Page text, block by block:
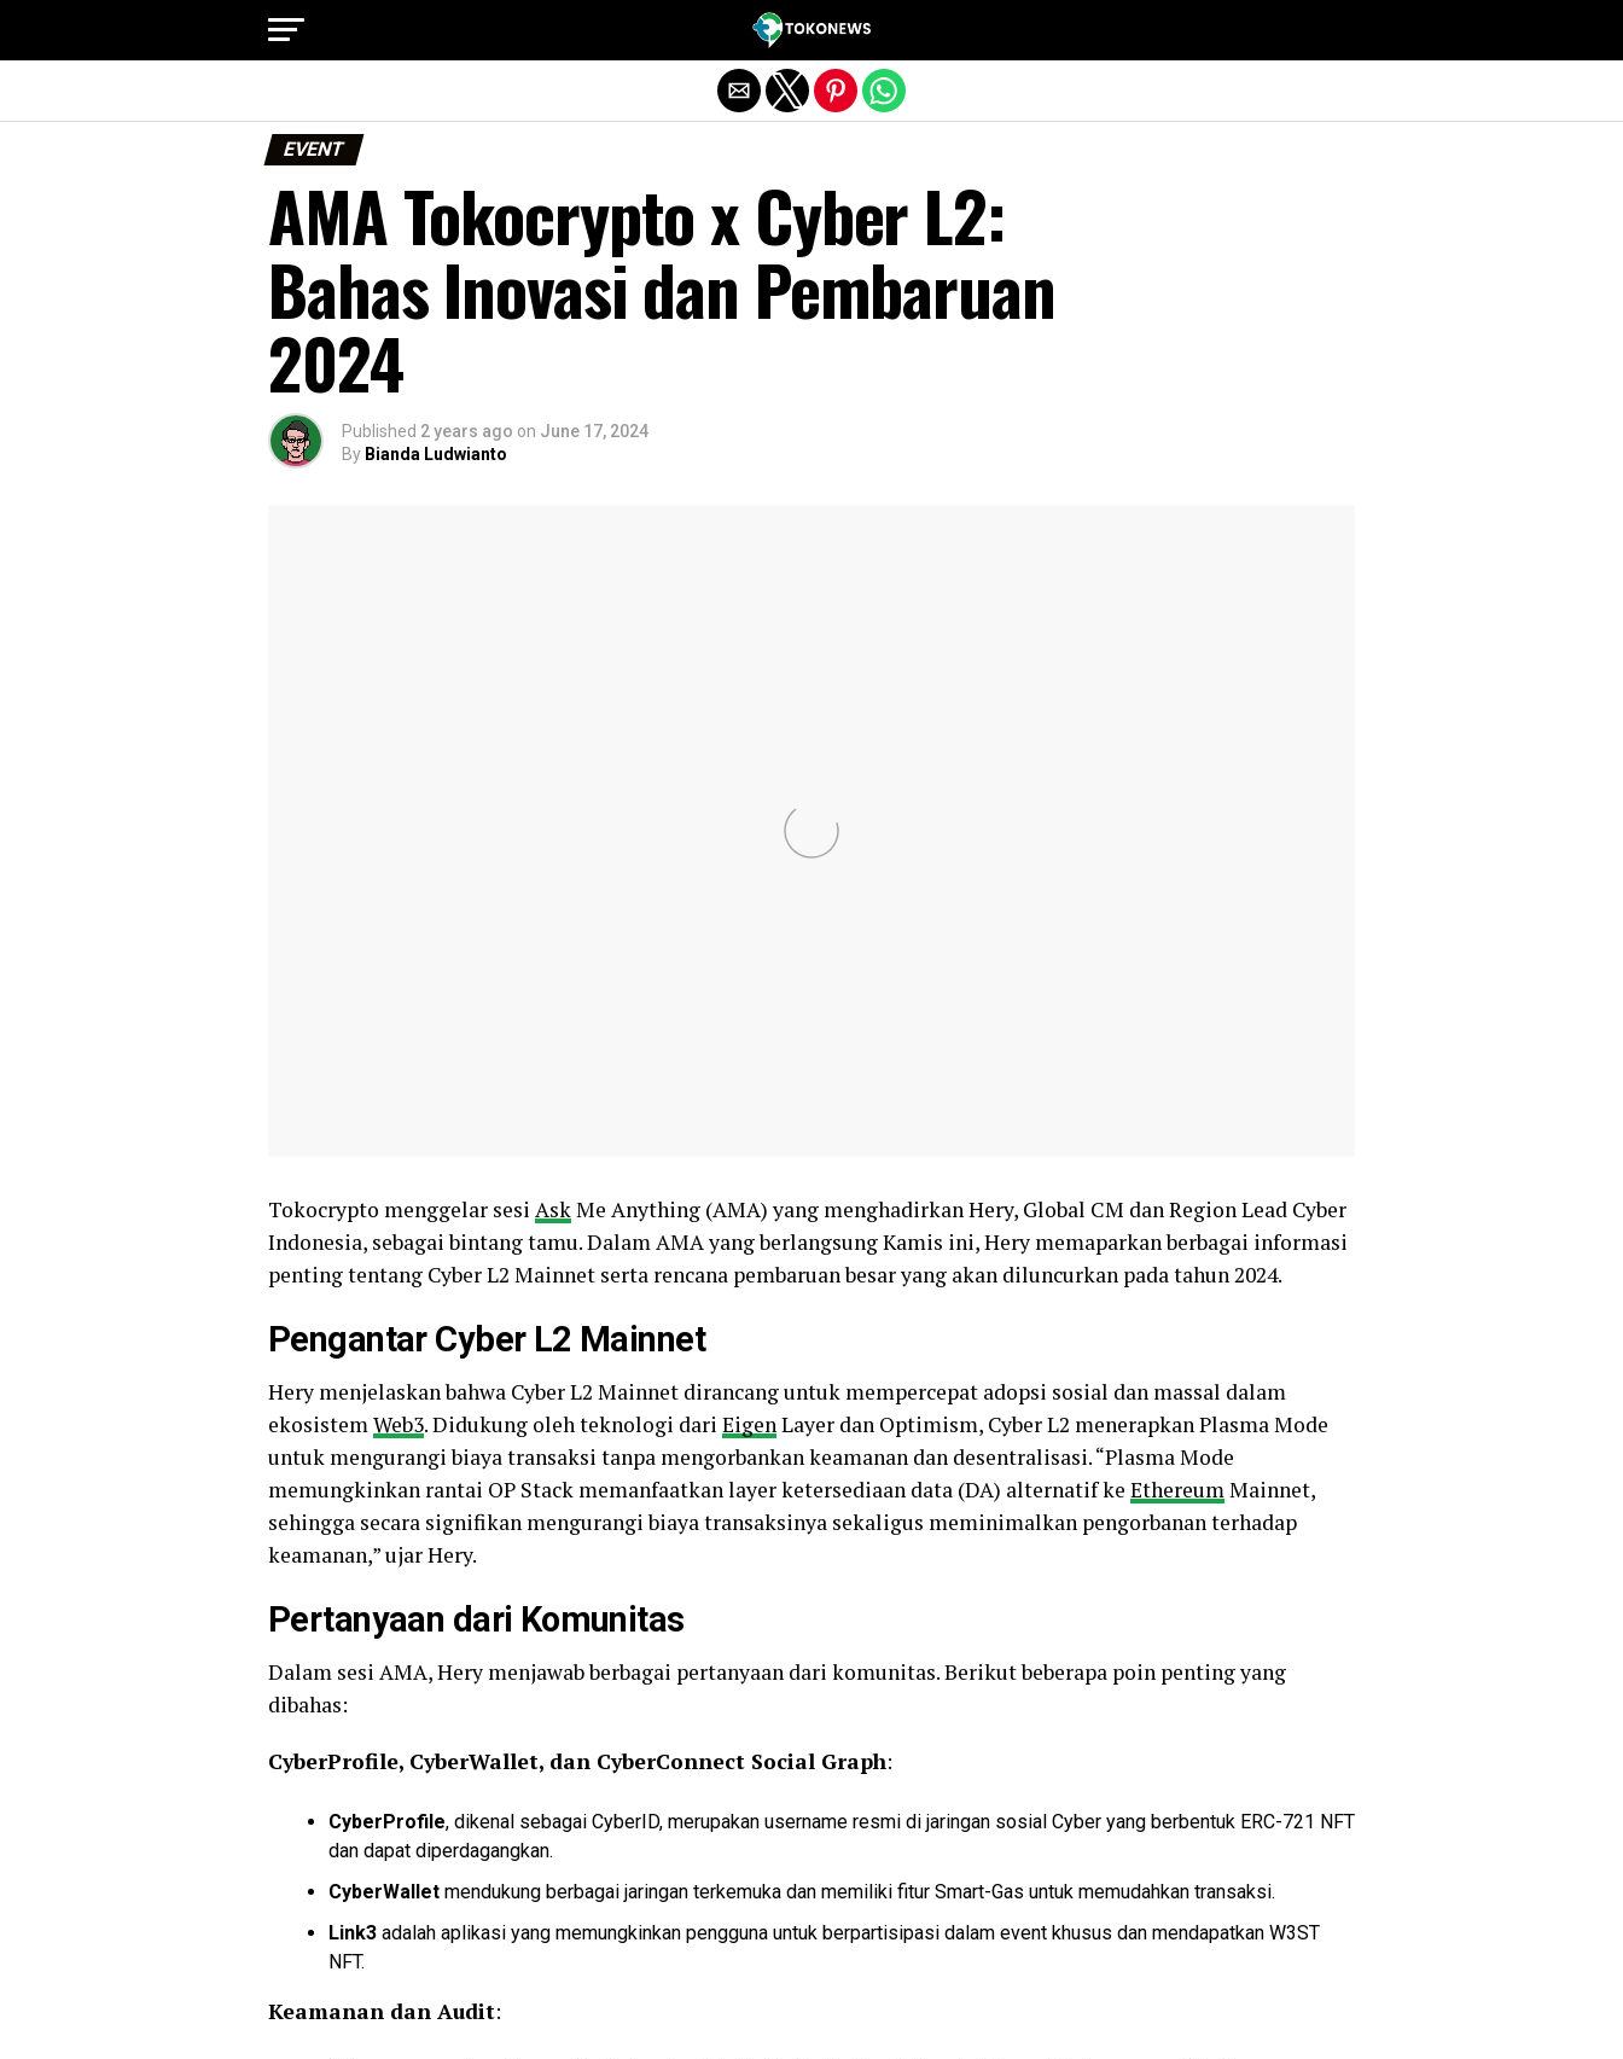
EVENT
AMA Tokocrypto x Cyber L2:
Bahas Inovasi dan Pembaruan
2024
Published 2 years ago on June 17, 2024
By Bianda Ludwianto
Tokocrypto menggelar sesi AskMe Anything (AMA) yang menghadirkan Hery, Global CM dan Region Lead Cyber
Indonesia, sebagai bintang tamu. Dalam AMA yang berlangsung Kamis ini, Hery memaparkan berbagai informasi
penting tentang Cyber L2 Mainnet serta rencana pembaruan besar yang akan diluncurkan pada tahun 2024.
Pengantar Cyber L2 Mainnet
Hery menjelaskan bahwa Cyber L2 Mainnet dirancang untuk mempercepat adopsi sosial dan massal dalam
ekosistemWeb3. Didukung oleh teknologi dari EigenLayer dan Optimism, Cyber L2 menerapkan Plasma Mode
untuk mengurangi biaya transaksi tanpa mengorbankan keamanan dan desentralisasi. “Plasma Mode
memungkinkan rantai OP Stack memanfaatkan layer ketersediaan data (DA) alternatif ke EthereumMainnet,
sehingga secara signifikan mengurangi biaya transaksinya sekaligus meminimalkan pengorbanan terhadap
keamanan,” ujar Hery.
Pertanyaan dari Komunitas
Dalam sesi AMA, Hery menjawab berbagai pertanyaan dari komunitas. Berikut beberapa poin penting yang
dibahas:
CyberProfile, CyberWallet, dan CyberConnect Social Graph:
CyberProfile, dikenal sebagai CyberID, merupakan username resmi di jaringan sosial Cyber yang berbentuk ERC-721 NFT
dan dapat diperdagangkan.
CyberWallet mendukung berbagai jaringan terkemuka dan memiliki fitur Smart-Gas untuk memudahkan transaksi.
Link3 adalah aplikasi yang memungkinkan pengguna untuk berpartisipasi dalam event khusus dan mendapatkan W3ST
NFT.
Keamanan dan Audit:
Exit mobile version